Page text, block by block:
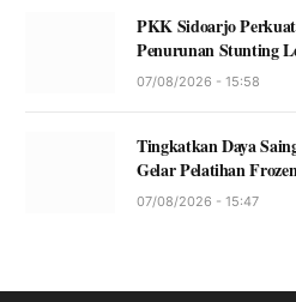
PKK Sidoarjo
Penurunan Stunting
07/08/2026 - 15:58
Tingkatkan Daya
Gelar Pelatihan
07/08/2026 - 15:47